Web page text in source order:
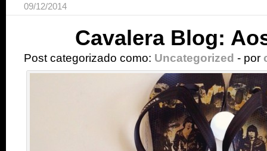
09/12/2014
Cavalera Blog:
Post categorizado como: Uncategorized - por